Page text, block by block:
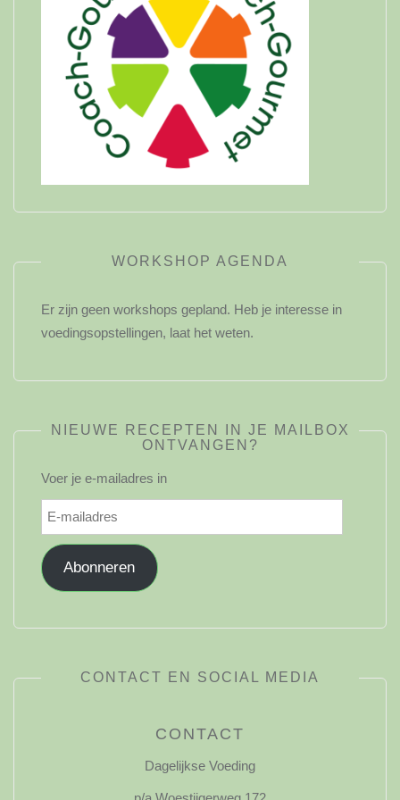
WORKSHOP AGENDA
Er zijn geen workshops gepland. Heb je interesse in
voedingsopstellingen, laat het weten.
NIEUWE RECEPTEN IN JE MAILBOX
ONTVANGEN?
Voer je e-mailadres in
E-
mailadres
Abonneren
CONTACT EN SOCIAL MEDIA
CONTACT
Dagelijkse Voeding